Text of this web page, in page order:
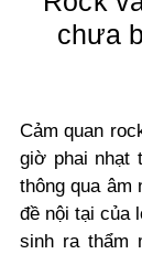
chưa
Cảm quan
giờ phai nhạt
thông qua âm
đề nội tại của
sinh ra thẩm